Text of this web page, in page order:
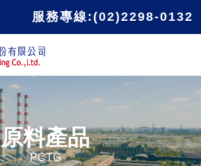
服務專線:(02)2298-0132
原料產品
PCTG